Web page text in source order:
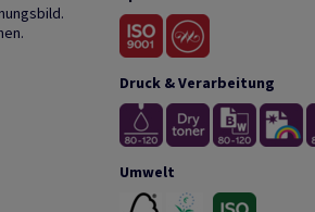
Druck & Verarbeitung
Umwelt